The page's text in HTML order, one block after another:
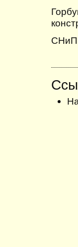
СНиП